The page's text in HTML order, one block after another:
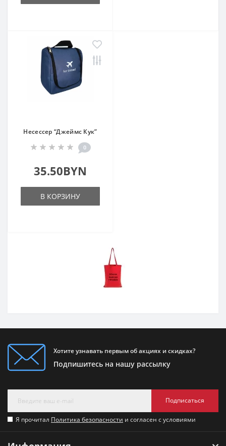
Несессер “Джеймс Кук”
0
35.50BYN
В КОРЗИНУ
Хотите узнавать первым об акциях и скидках?
Подпишитесь на нашу рассылку
Подписаться
Я прочитал Политика безопасности и согласен с условиями